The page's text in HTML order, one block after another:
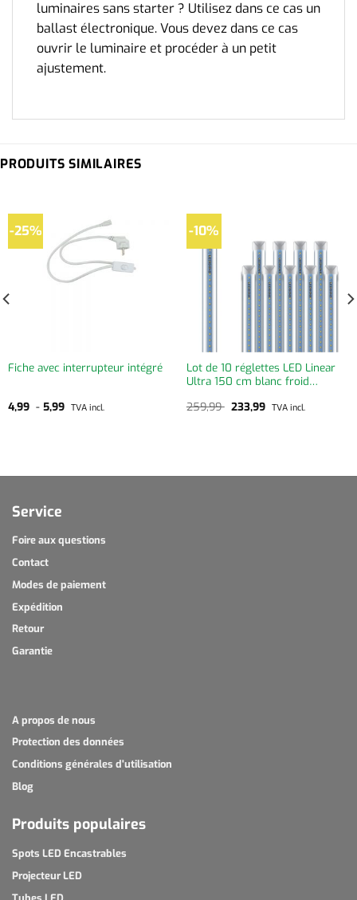
luminaires sans starter ? Utilisez dans ce cas un
ballast électronique. Vous devez dans ce cas
ouvrir le luminaire et procéder à un petit
ajustement.
PRODUITS SIMILAIRES
-25%
Fiche avec interrupteur intégré
4,99 - 5,99 TVA incl.
-10%
Lot de 10 réglettes LED Linear
Ultra 150 cm blanc froid
259,99 Le
233,99 Le
TVA incl.
Service
Foire aux questions
Contact
Modes de paiement
Expédition
Retour
Garantie
A propos de nous
Protection des données
Conditions générales d'utilisation
Blog
Produits populaires
Spots LED Encastrables
Projecteur LED